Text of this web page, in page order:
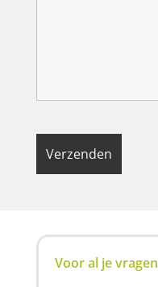
Voor al je vragen